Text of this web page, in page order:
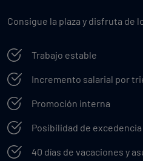
Consigue la plaza y disfruta de
Trabajo estable
Incremento salarial por
Promoción interna
Posibilidad de excedencia
40 días de vacaciones y